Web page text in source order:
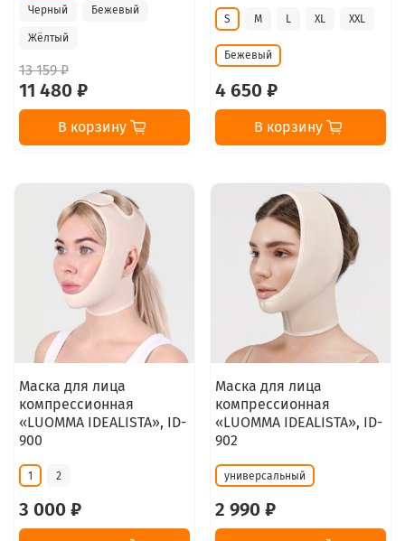
Черный Бежевый
Жёлтый
13 159 ₽
11 480 ₽
В корзину
S M L XL XXL
Бежевый
4 650 ₽
В корзину
Маска для лица
компрессионная
«LUOMMA IDEALISTA», ID-
900
1 2
3 000 ₽
Маска для лица
компрессионная
«LUOMMA IDEALISTA», ID-
902
универсальный
2 990 ₽